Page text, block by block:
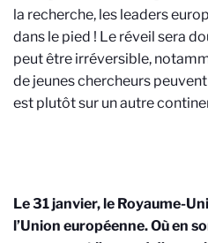
la recherche, les leaders
dans le pied ! Le réveil sera
peut être irréversible,
de jeunes chercheurs
est plutôt sur un autre
Le 31 janvier, le Royaume-
l’Union européenne. Où en